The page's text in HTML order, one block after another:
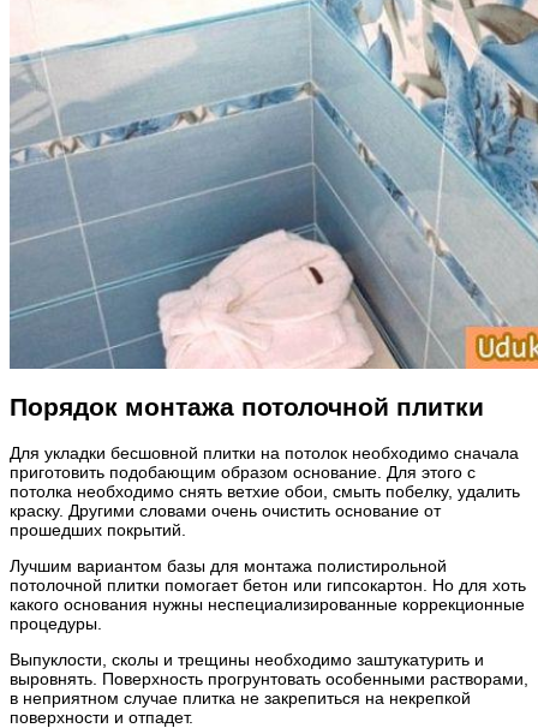
Порядок монтажа потолочной плитки
Для укладки бесшовной плитки на потолок необходимо сначала
приготовить подобающим образом основание. Для этого с
потолка необходимо снять ветхие обои, смыть побелку, удалить
краску. Другими словами очень очистить основание от
прошедших покрытий.
Лучшим вариантом базы для монтажа полистирольной
потолочной плитки помогает бетон или гипсокартон. Но для хоть
какого основания нужны неспециализированные коррекционные
процедуры.
Выпуклости, сколы и трещины необходимо заштукатурить и
выровнять. Поверхность прогрунтовать особенными растворами,
в неприятном случае плитка не закрепиться на некрепкой
поверхности и отпадет.